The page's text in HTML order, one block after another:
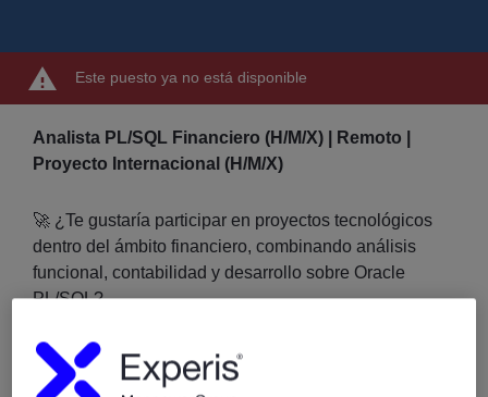
Este puesto ya no está disponible
Analista PL/SQL Financiero (H/M/X) | Remoto |
Proyecto Internacional (H/M/X)
🚀 ¿Te gustaría participar en proyectos tecnológicos
dentro del ámbito financiero, combinando análisis
funcional, contabilidad y desarrollo sobre Oracle
PL/SQL?
Buscamos profesionales con experiencia en
y conocimientos financieros/contables